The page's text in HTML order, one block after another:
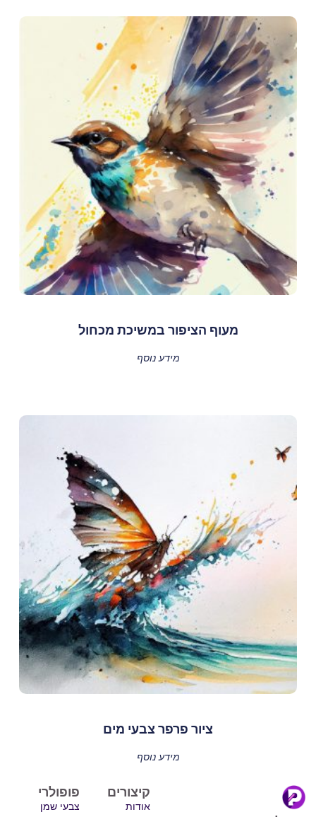
מעוף הציפור במשיכת מכחול
מידע נוסף
ציור פרפר צבעי מים
מידע נוסף
קיצורים
אודות
פופולרי
צבעי שמן